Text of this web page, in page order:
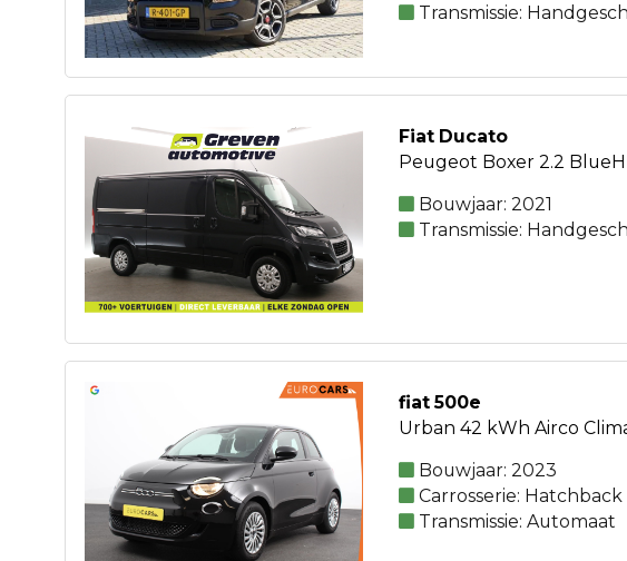
Transmissie:
Fiat Ducato
Peugeot Boxer 2.2
Bouwjaar: 2021
Transmissie:
fiat 500e
Urban 42 kWh Airco
Bouwjaar: 2023
Carrosserie: Hatchback
Transmissie: Automaat